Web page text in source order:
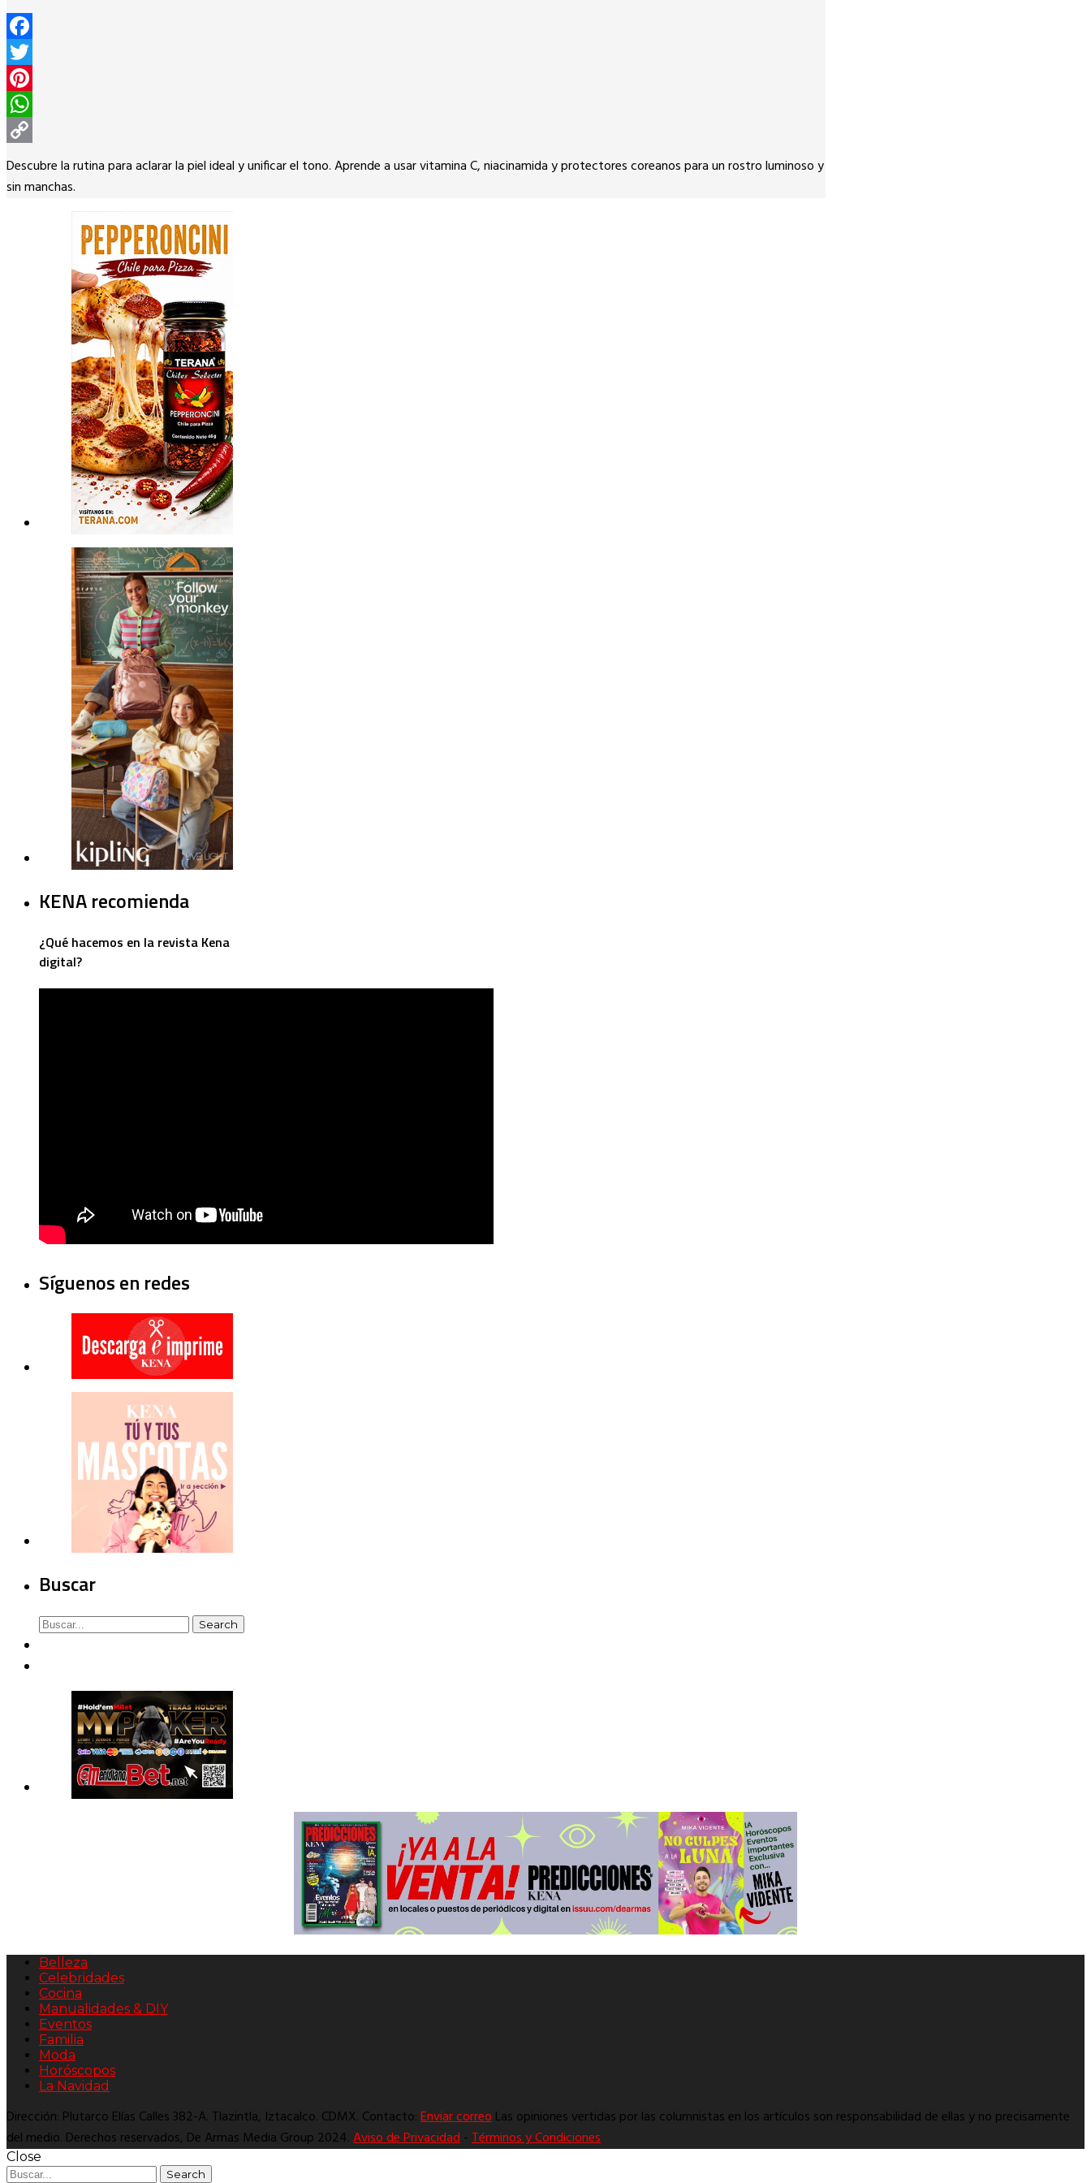
Facebook
Twitter
Pinterest
WhatsApp
Copy
Link
Descubre la rutina para aclarar la piel ideal y unificar el tono. Aprende a usar vitamina C, niacinamida y protectores coreanos para un rostro luminoso y
sin manchas.
KENA recomienda
¿Qué hacemos en la revista Kena
digital?
Síguenos en redes
Buscar
Belleza
Celebridades
Cocina
Manualidades & DIY
Eventos
Familia
Moda
Horóscopos
La Navidad
Dirección: Plutarco Elías Calles 382-A. Tlazintla, Iztacalco. CDMX. Contacto:Enviar correoLas opiniones vertidas por las columnistas en los artículos son responsabilidad de ellas y no precisamente
del medio. Derechos reservados, De Armas Media Group 2024.Aviso de Privacidad-Términos y Condiciones
Close